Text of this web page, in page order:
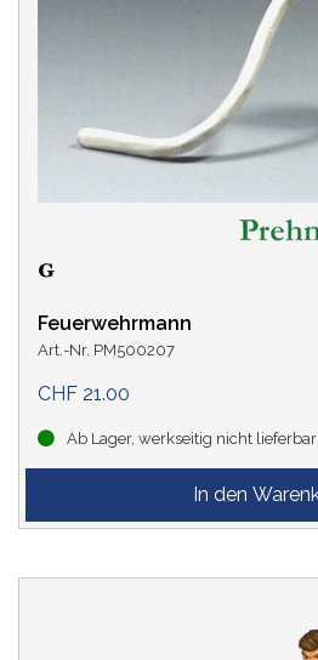
Feuerwehrmann
Art.-Nr. PM500207
CHF 21.00
Ab Lager, werkseitig nicht lieferbar